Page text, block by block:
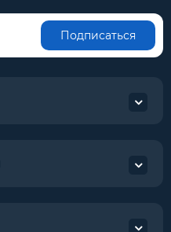
Подписаться